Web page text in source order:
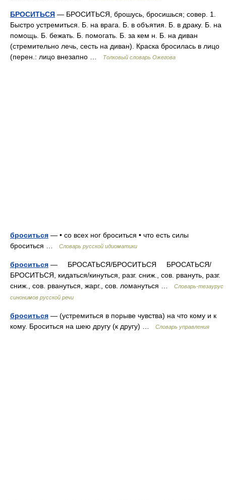
БРОСИТЬСЯ — БРОСИТЬСЯ, брошусь, бросишься; совер. 1.
Быстро устремиться. Б. на врага. Б. в объятия. Б. в драку. Б. на
помощь. Б. бежать. Б. помогать. Б. за кем н. Б. на диван
(стремительно лечь, сесть на диван). Краска бросилась в лицо
(перен.: лицо внезапно …
Толковый словарь Ожегова
броситься — • со всех ног броситься • что есть силы
броситься …
Словарь русской идиоматики
броситься — БРОСАТЬСЯ/БРОСИТЬСЯ БРОСАТЬСЯ/
БРОСИТЬСЯ, кидаться/кинуться, разг. сниж., сов. рвануть, разг.
сниж., сов. рвануться, жарг., сов. ломануться …
Словарь-тезаурус
синонимов русской речи
броситься — (устремиться в порыве чувства) на что кому и к
кому. Броситься на шею другу (к другу) …
Словарь управления